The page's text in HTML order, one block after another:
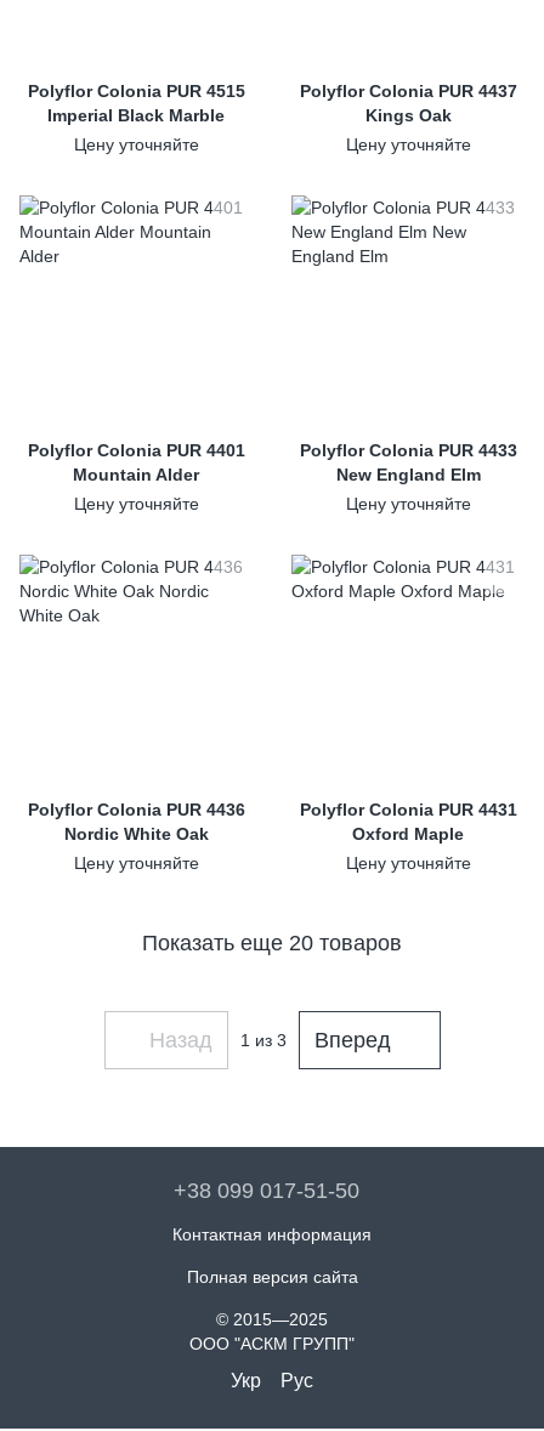
Polyflor Colonia PUR 4515
Imperial Black Marble
Цену уточняйте
Polyflor Colonia PUR 4437
Kings Oak
Цену уточняйте
Polyflor Colonia PUR 4401
Mountain Alder
Цену уточняйте
Polyflor Colonia PUR 4433
New England Elm
Цену уточняйте
Polyflor Colonia PUR 4436
Nordic White Oak
Цену уточняйте
Polyflor Colonia PUR 4431
Oxford Maple
Цену уточняйте
Показать еще 20 товаров
Назад 1 из 3 Вперед
+38 099 017-51-50
Контактная информация
Полная версия сайта
© 2015—2025
ООО "АСКМ ГРУПП"
Укр Рус